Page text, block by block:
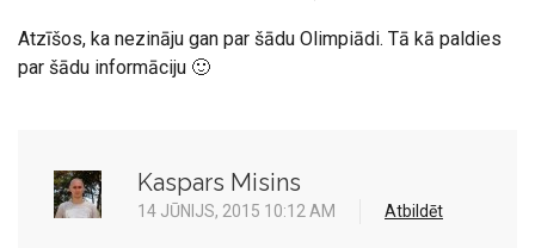
Atzīšos, ka nezināju gan par šādu Olimpiādi. Tā kā paldies
par šādu informāciju 🙂
Kaspars Misins
14 JŪNIJS, 2015 10:12 AM Atbildēt